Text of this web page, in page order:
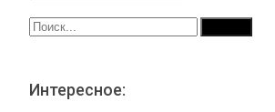
Интересное: